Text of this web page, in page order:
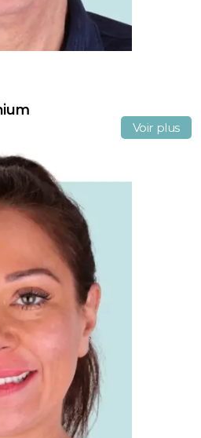
Voir plus